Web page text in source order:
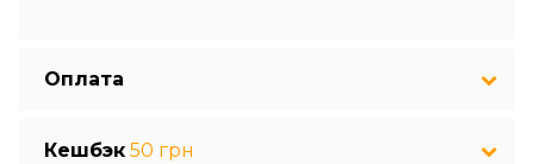
Оплата
Кешбэк 50 грн